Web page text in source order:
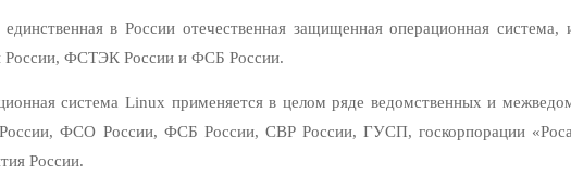
в России отечественная защищенная операционная
ФСТЭК России и ФСБ России.
система Linux применяется в целом ряде ведомственных и
ФСО России, ФСБ России, СВР России, ГУСП, госкорпорации
России.